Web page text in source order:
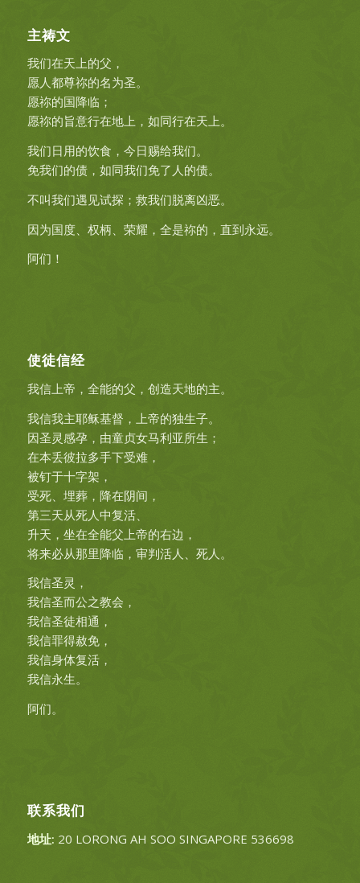
主祷文
我们在天上的父，
愿人都尊祢的名为圣。
愿祢的国降临；
愿祢的旨意行在地上，如同行在天上。
我们日用的饮食，今日赐给我们。
免我们的债，如同我们免了人的债。
不叫我们遇见试探；救我们脱离凶恶。
因为国度、权柄、荣耀，全是祢的，直到永远。
阿们！
使徒信经
我信上帝，全能的父，创造天地的主。
我信我主耶稣基督，上帝的独生子。
因圣灵感孕，由童贞女马利亚所生；
在本丢彼拉多手下受难，
被钉于十字架，
受死、埋葬，降在阴间，
第三天从死人中复活、
升天，坐在全能父上帝的右边，
将来必从那里降临，审判活人、死人。
我信圣灵，
我信圣而公之教会，
我信圣徒相通，
我信罪得赦免，
我信身体复活，
我信永生。
阿们。
联系我们
地址: 20 LORONG AH SOO SINGAPORE 536698